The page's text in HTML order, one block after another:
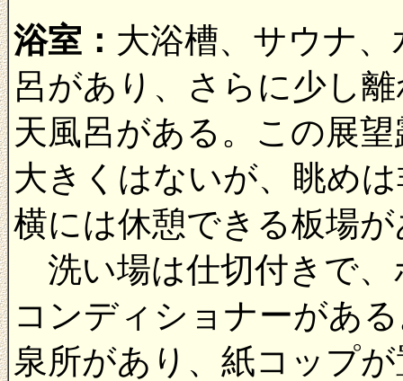
浴室： 大浴槽、サウナ
呂があり、さらに少し
天風呂がある。この展
大きくはないが、眺め
横には休憩できる板場
洗い場は仕切付きで、
コンディショナーがあ
泉所があり、紙コップ